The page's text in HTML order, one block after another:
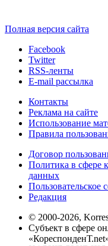
Полная версия сайта
Facebook
Twitter
RSS-ленты
E-mail рассылка
Контакты
Реклама на сайте
Использование
Правила
Договор
Политика в сфере
данных
Пользовательское
Редакция
© 2000-2026,
Субъект в сфере